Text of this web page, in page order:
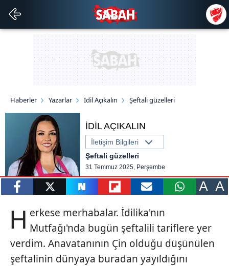
Haberler Yazarlar İdil Açıkalın Şeftali güzelleri
İDİL AÇIKALIN
İletişim Bilgileri
Şeftali güzelleri
31 Temmuz 2025, Perşembe
A A
H erkese merhabalar. İdilika'nın
Mutfağı'nda bugün şeftalili tariflere yer
verdim. Anavatanının Çin olduğu düşünülen
şeftalinin dünyaya buradan yayıldığını